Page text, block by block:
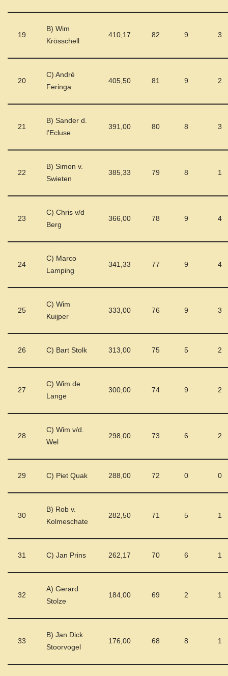
19
B) Wim
Krösschell
410,17 82 9 3
20
C) André
Feringa
405,50 81 9 2
21
B) Sander d.
l’Ecluse
391,00 80 8 3
22
B) Simon v.
Swieten
385,33 79 8 1
23
C) Chris v/d
Berg
366,00 78 9 4
24
C) Marco
Lamping
341,33 77 9 4
25
C) Wim
Kuijper
333,00 76 9 3
26 C) Bart Stolk 313,00 75 5 2
27
C) Wim de
Lange
300,00 74 9 2
28
C) Wim v/d.
Wel
298,00 73 6 2
29 C) Piet Quak 288,00 72 0 0
30
B) Rob v.
Kolmeschate
282,50 71 5 1
31 C) Jan Prins 262,17 70 6 1
32
A) Gerard
Stolze
184,00 69 2 1
33
B) Jan Dick
Stoorvogel
176,00 68 8 1